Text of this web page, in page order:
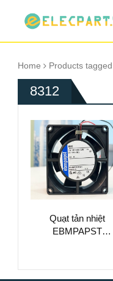
Home Products tagged
8312
Quạt tản nhiệt
EBMPAPST